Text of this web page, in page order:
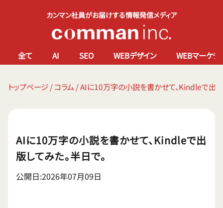
カンマン社員がお届けする情報発信メディア
全て AI SEO WEBデザイン WEBマーケテ
トップページ/コラム /AIに10万字の小説を書かせて、Kindleで出版
AIに10万字の小説を書かせて、Kindleで出
版してみた。半日で。
公開日:2026年07月09日